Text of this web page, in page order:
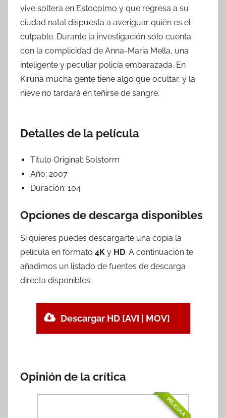
vive soltera en Estocolmo y que regresa a su
ciudad natal dispuesta a averiguar quién es el
culpable. Durante la investigación sólo cuenta
con la complicidad de Anna-Maria Mella, una
inteligente y peculiar policía embarazada. En
Kiruna mucha gente tiene algo que ocultar, y la
nieve no tardará en teñirse de sangre.
Detalles de la película
Titulo Original: Solstorm
Año: 2007
Duración: 104
Opciones de descarga disponibles
Si quieres puedes descargarte una copia la
película en formato 4K y HD. A continuación te
añadimos un listado de fuentes de descarga
directa disponibles:
Descargar HD [AVI | MOV]
Opinión de la crítica
PELÍCULA